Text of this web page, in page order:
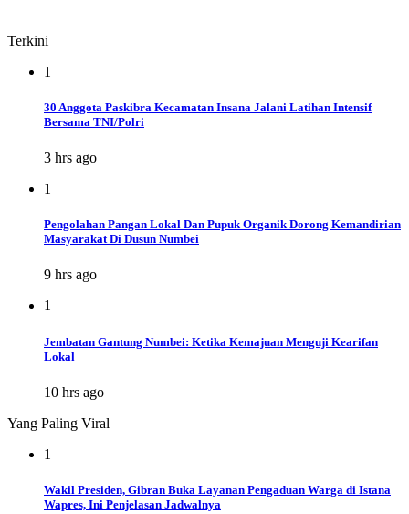
Terkini
1
30 Anggota Paskibra Kecamatan Insana Jalani Latihan Intensif
Bersama TNI/Polri
3 hrs ago
1
Pengolahan Pangan Lokal Dan Pupuk Organik Dorong Kemandirian
Masyarakat Di Dusun Numbei
9 hrs ago
1
Jembatan Gantung Numbei: Ketika Kemajuan Menguji Kearifan
Lokal
10 hrs ago
Yang Paling Viral
1
Wakil Presiden, Gibran Buka Layanan Pengaduan Warga di Istana
Wapres, Ini Penjelasan Jadwalnya